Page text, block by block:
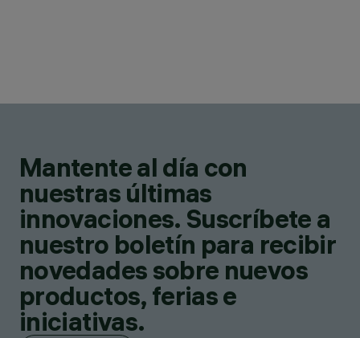
Mantente al día con
nuestras últimas
innovaciones. Suscríbete a
nuestro boletín para recibir
novedades sobre nuevos
productos, ferias e
iniciativas.